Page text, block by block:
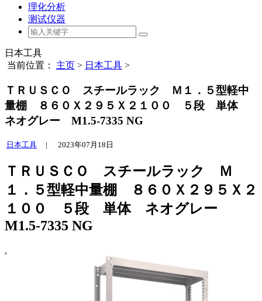
理化分析
测试仪器
日本工具
当前位置： 主页 > 日本工具 >
ＴＲＵＳＣＯ スチールラック Ｍ１．５型軽中
量棚 ８６０Ｘ２９５Ｘ２１００ ５段 単体
ネオグレー M1.5-7335 NG
日本工具 | 2023年07月18日
ＴＲＵＳＣＯ スチールラック Ｍ
１．５型軽中量棚 ８６０Ｘ２９５Ｘ２
１００ ５段 単体 ネオグレー
M1.5-7335 NG
,